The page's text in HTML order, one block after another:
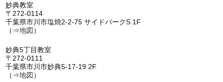
妙典教室
〒272-0114
千葉県市川市塩焼2-2-75 サイドパークS 1F
（⇒地図 ）
妙典5丁目教室
〒272-0111
千葉県市川市妙典5-17-19 2F
（⇒地図 ）